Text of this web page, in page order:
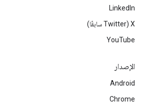
LinkedIn
‫X ‏(Twitter سابقًا)
YouTube
الإصدار
Android
Chrome